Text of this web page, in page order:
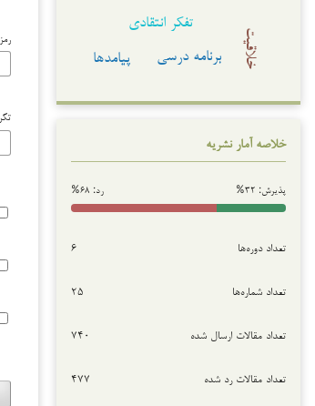
تفکر انتقادی
برنامه درسی خلاقیت پیامدها
خلاصه آمار نشریه
پذیرش: ۳۲% رد: ۶۸%
تعداد دوره‌ها ۶
تعداد شماره‌ها ۲۵
تعداد مقالات ارسال شده ۷۴۰
تعداد مقالات رد شده ۴۷۷